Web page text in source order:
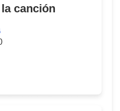
canción